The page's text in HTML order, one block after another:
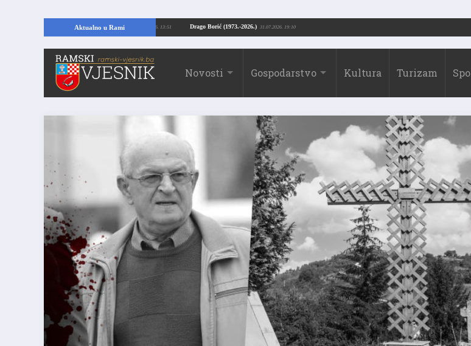
Aktualno u Rami Drago Borić (1973.-2026.) 31.07.2026. 19:10
temelje kuće, pronašao vrijedne arheološke ostatke 24.07.2026. 13:51
Novosti Gospodarstvo Kultura Turizam